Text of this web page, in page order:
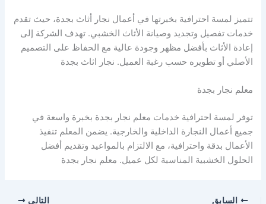
تتميز لمسة احترافية بخبرتها في أعمال نجار أثاث بجدة، حيث تقدم
خدمات تفصيل وتجديد وصيانة الأثاث الخشبي. تهدف الشركة إلى
إعادة الأثاث بأفضل مظهر وجودة عالية مع الحفاظ على التصميم
الأصلي أو تطويره حسب رغبة العميل. نجار اثاث بجدة
معلم نجار بجدة
توفر لمسة احترافية خدمات معلم نجار بجدة بخبرة واسعة في
جميع أعمال النجارة الداخلية والخارجية. يضمن المعلم تنفيذ
الأعمال بدقة واحترافية، مع الالتزام بالمواعيد وتقديم أفضل
الحلول الخشبية المناسبة لكل عميل. معلم نجار بجدة
السابق التالي